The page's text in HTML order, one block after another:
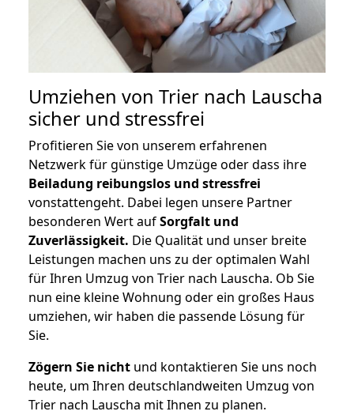
Umziehen von Trier nach Lauscha
sicher und stressfrei
Profitieren Sie von unserem erfahrenen
Netzwerk für günstige Umzüge oder dass ihre
Beiladung reibungslos und stressfrei
vonstattengeht. Dabei legen unsere Partner
besonderen Wert aufSorgfalt und
Zuverlässigkeit. Die Qualität und unser breite
Leistungen machen uns zu der optimalen Wahl
für Ihren Umzug von Trier nach Lauscha. Ob Sie
nun eine kleine Wohnung oder ein großes Haus
umziehen, wir haben die passende Lösung für
Sie.
Zögern Sie nicht und kontaktieren Sie uns noch
heute, um Ihren deutschlandweiten Umzug von
Trier nach Lauscha mit Ihnen zu planen.